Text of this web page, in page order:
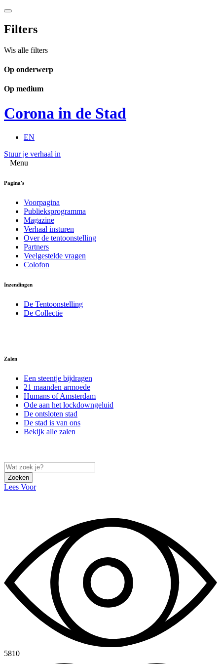
Filters
Wis alle filters
Op onderwerp
Op medium
Corona in de Stad
EN
Stuur je verhaal in
Menu
Pagina's
Voorpagina
Publieksprogramma
Magazine
Verhaal insturen
Over de tentoonstelling
Partners
Veelgestelde vragen
Colofon
Inzendingen
De Tentoonstelling
De Collectie
Zalen
Een steentje bijdragen
21 maanden armoede
Humans of Amsterdam
Ode aan het lockdowngeluid
De ontsloten stad
De stad is van ons
Bekijk alle zalen
Zoeken
Lees Voor
5810